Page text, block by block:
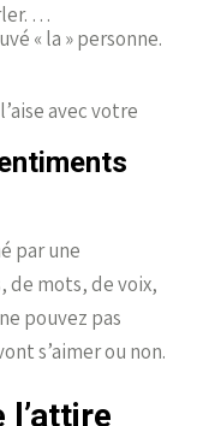
…
« la » personne.
avec votre
par une
de mots, de voix,
pouvez pas
s’aimer ou non.